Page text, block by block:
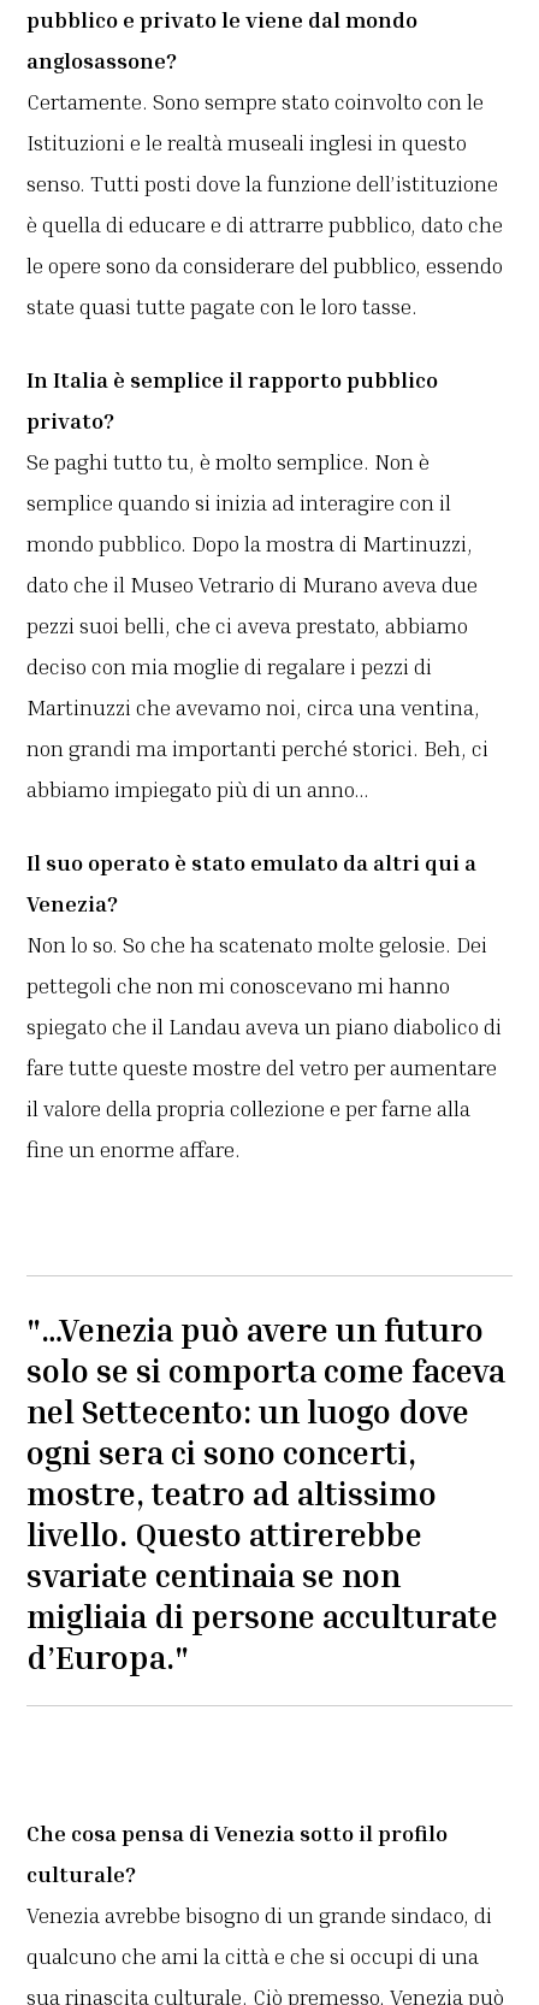
pubblico e privato le viene dal mondo
anglosassone?
Certamente. Sono sempre stato coinvolto con le
Istituzioni e le realtà museali inglesi in questo
senso. Tutti posti dove la funzione dell’istituzione
è quella di educare e di attrarre pubblico, dato che
le opere sono da considerare del pubblico, essendo
state quasi tutte pagate con le loro tasse.
In Italia è semplice il rapporto pubblico
privato?
Se paghi tutto tu, è molto semplice. Non è
semplice quando si inizia ad interagire con il
mondo pubblico. Dopo la mostra di Martinuzzi,
dato che il Museo Vetrario di Murano aveva due
pezzi suoi belli, che ci aveva prestato, abbiamo
deciso con mia moglie di regalare i pezzi di
Martinuzzi che avevamo noi, circa una ventina,
non grandi ma importanti perché storici. Beh, ci
abbiamo impiegato più di un anno…
Il suo operato è stato emulato da altri qui a
Venezia?
Non lo so. So che ha scatenato molte gelosie. Dei
pettegoli che non mi conoscevano mi hanno
spiegato che il Landau aveva un piano diabolico di
fare tutte queste mostre del vetro per aumentare
il valore della propria collezione e per farne alla
fine un enorme affare.
"…Venezia può avere un futuro
solo se si comporta come faceva
nel Settecento: un luogo dove
ogni sera ci sono concerti,
mostre, teatro ad altissimo
livello. Questo attirerebbe
svariate centinaia se non
migliaia di persone acculturate
d’Europa."
Che cosa pensa di Venezia sotto il profilo
culturale?
Venezia avrebbe bisogno di un grande sindaco, di
qualcuno che ami la città e che si occupi di una
sua rinascita culturale. Ciò premesso, Venezia può